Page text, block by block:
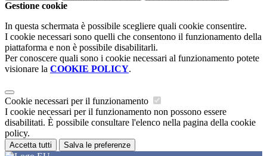
Gestione cookie
In questa schermata è possibile scegliere quali cookie consentire.
I cookie necessari sono quelli che consentono il funzionamento della
piattaforma e non è possibile disabilitarli.
Per conoscere quali sono i cookie necessari al funzionamento potete
visionare la COOKIE POLICY.
Cookie necessari per il funzionamento
I cookie necessari per il funzionamento non possono essere
disabilitati. È possibile consultare l'elenco nella pagina della cookie
policy.
Accetta tutti Salva le preferenze